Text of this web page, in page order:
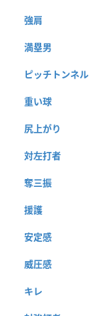
強肩
満塁男
ピッチトンネル
重い球
尻上がり
対左打者
奪三振
援護
安定感
威圧感
キレ